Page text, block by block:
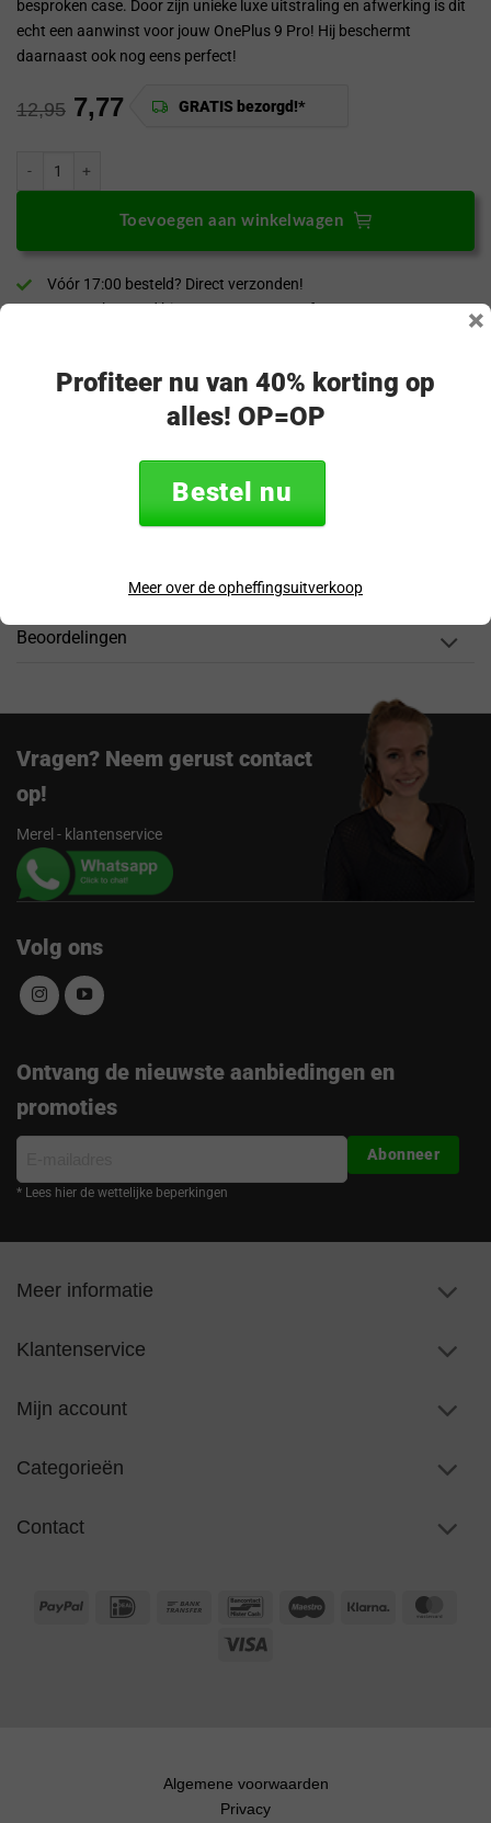
besproken case. Door zijn unieke luxe uitstraling en afwerking is dit
echt een aanwinst voor jouw OnePlus 9 Pro! Hij beschermt
daarnaast ook nog eens perfect!
GRATIS bezorgd!*
12,95 7,77
Toevoegen aan winkelwagen
Vóór 17:00 besteld? Direct verzonden!
GRATIS bezorgd binnen NL en BE vanaf €30,-*!
Productomschrijving
Verzending & retourneren
Beoordelingen
Vragen? Neem gerust contact
op!
Merel - klantenservice
Volg ons
Ontvang de nieuwste aanbiedingen en
promoties
mailadres
* Lees hier de wettelijke beperkingen
Abonneer
Meer informatie
Klantenservice
Mijn account
Categorieën
Contact
PayPal IDeal
Bank
BancontactMaestro Klarna
Algemene voorwaarden
Privacy
Profiteer nu van 40% korting op
alles! OP=OP
Bestel nu
Meer over de opheffingsuitverkoop
×